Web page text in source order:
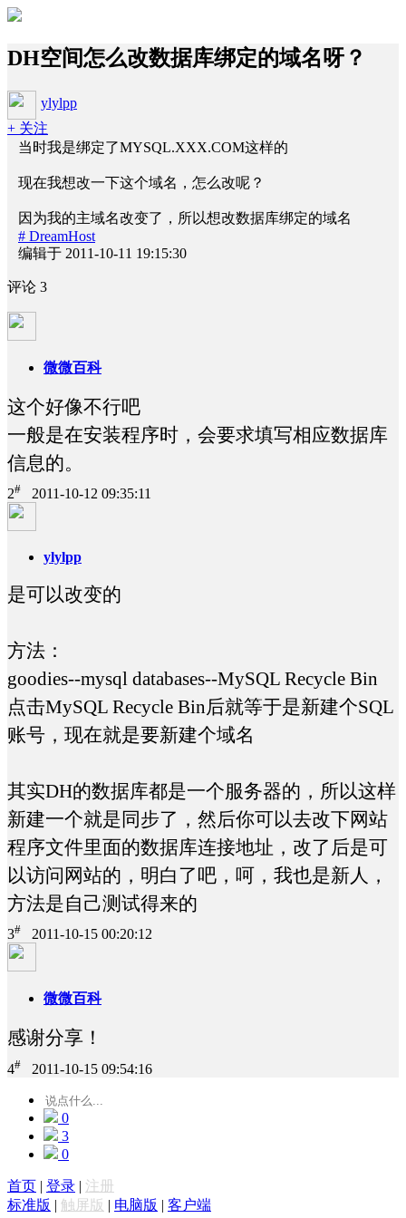
DH空间怎么改数据库绑定的域名呀？
ylylpp
+ 关注
当时我是绑定了MYSQL.XXX.COM这样的
现在我想改一下这个域名，怎么改呢？
因为我的主域名改变了，所以想改数据库绑定的域名
# DreamHost
编辑于 2011-10-11 19:15:30
评论 3
微微百科
这个好像不行吧
一般是在安装程序时，会要求填写相应数据库
信息的。
2# 2011-10-12 09:35:11
ylylpp
是可以改变的
方法：
goodies--mysql databases--MySQL Recycle Bin
点击MySQL Recycle Bin后就等于是新建个SQL
账号，现在就是要新建个域名
其实DH的数据库都是一个服务器的，所以这样
新建一个就是同步了，然后你可以去改下网站
程序文件里面的数据库连接地址，改了后是可
以访问网站的，明白了吧，呵，我也是新人，
方法是自己测试得来的
3# 2011-10-15 00:20:12
微微百科
感谢分享！
4# 2011-10-15 09:54:16
0
3
0
首页 | 登录 | 注册
标准版 | 触屏版 | 电脑版 | 客户端